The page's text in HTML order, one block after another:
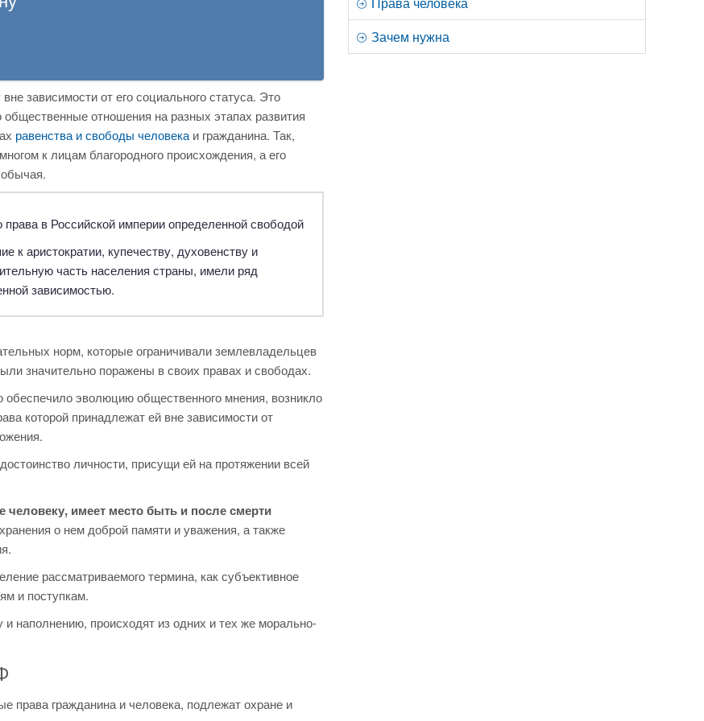
зависимости от его социального статуса. Это
отношения на разных этапах развития
равенства и свободы человека и гражданина. Так,
к лицам благородного происхождения, а его
в Российской империи определенной свободой
к аристократии, купечеству, духовенству и
часть населения страны, имели ряд
зависимостью.
норм, которые ограничивали землевладельцев
значительно поражены в своих правах и свободах.
обеспечило эволюцию общественного мнения, возникло
которой принадлежат ей вне зависимости от
личности, присущи ей на протяжении всей
человеку, имеет место быть и после смерти
о нем доброй памяти и уважения, а также
рассматриваемого термина, как субъективное
и поступкам.
наполнению, происходят из одних и тех же морально-
права гражданина и человека, подлежат охране и
Зачем нужна